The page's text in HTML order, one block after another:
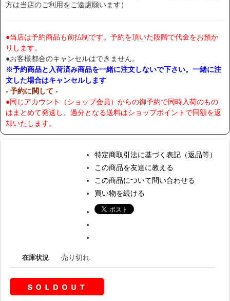
方は当店のご利用をご遠慮願います）
●当店は予約商品も前払制です。予約を頂いた段階で代金をお預か
りします。
●お客様都合のキャンセルはできません。
※予約商品と入荷済み商品を一緒に注文しないで下さい。一緒に注
文した場合はキャンセルします
- 予約に関して -
●同じアカウント（ショップ会員）からの御予約で同時入荷のもの
はまとめて発送し、過分となる送料はショップポイントで同額を返
却いたします。
特定商取引法に基づく表記（返品等）
この商品を友達に教える
この商品について問い合わせる
買い物を続ける
在庫状況 売り切れ